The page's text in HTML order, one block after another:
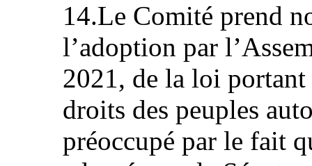
14.Le Comité prend
l’adoption par
2021, de la loi
droits des peuples
préoccupé par le fait